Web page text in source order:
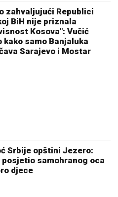
zahvaljujući Republici
BiH nije priznala
Kosova": Vučić
kako samo Banjaluka
Sarajevo i Mostar
Srbije opštini Jezero:
posjetio samohranog oca
djece